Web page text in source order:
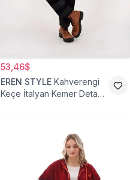
53,46$
EREN STYLE Kahverengi
Keçe İtalyan Kemer Detaylı